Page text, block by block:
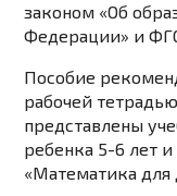
законом «Об
Федерации» и
Пособие
рабочей
представлены
ребенка 5-6 лет
«Математика для